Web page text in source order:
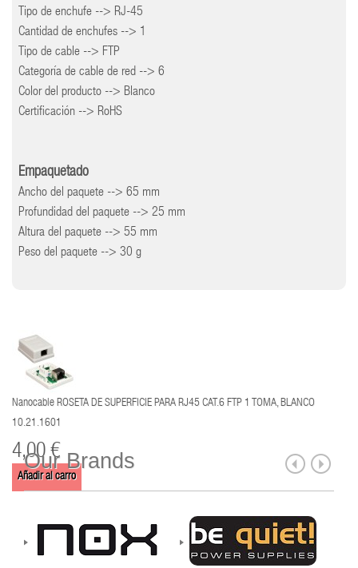
Tipo de enchufe --> RJ-45
Cantidad de enchufes --> 1
Tipo de cable --> FTP
Categoría de cable de red --> 6
Color del producto --> Blanco
Certificación --> RoHS
Empaquetado
Ancho del paquete --> 65 mm
Profundidad del paquete --> 25 mm
Altura del paquete --> 55 mm
Peso del paquete --> 30 g
Nanocable ROSETA DE SUPERFICIE PARA RJ45 CAT.6 FTP 1 TOMA, BLANCO
10.21.1601
4,00 €
Añadir al carro
Our Brands